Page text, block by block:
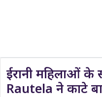
ईरानी महिलाओं के
Rautela ने काटे